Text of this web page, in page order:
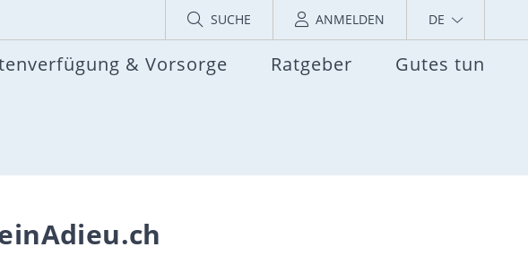
SUCHE ANMELDEN DE
& Vorsorge Ratgeber Gutes tun